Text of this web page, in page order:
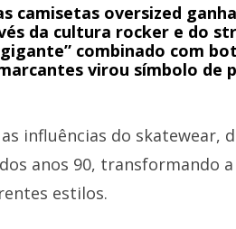
camisetas oversized
da cultura rocker e do
combinado com
virou símbolo de
influências do skatewear,
anos 90, transformando
estilos.